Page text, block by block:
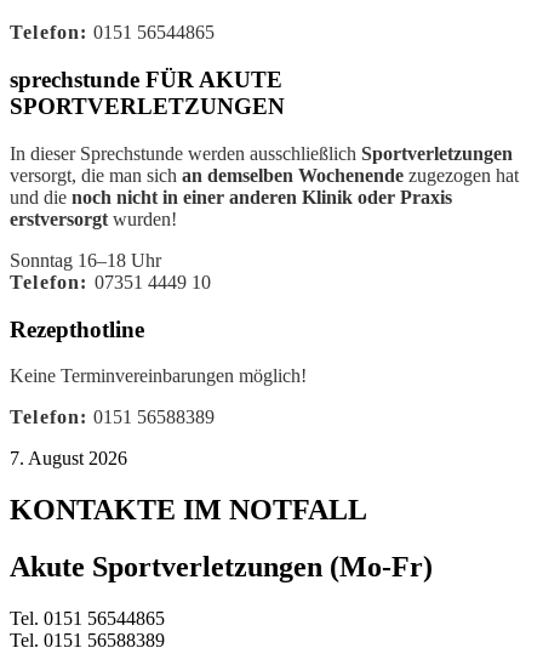
Telefon: 0151 56544865
sprechstunde FÜR AKUTE
SPORTVERLETZUNGEN
In dieser Sprechstunde werden ausschließlich Sportverletzungen
versorgt, die man sich an demselben Wochenende zugezogen hat
und die noch nicht in einer anderen Klinik oder Praxis
erstversorgt wurden!
Sonntag 16–18 Uhr
Telefon: 07351 4449 10
Rezepthotline
Keine Terminvereinbarungen möglich!
Telefon: 0151 56588389
7. August 2026
KONTAKTE IM NOTFALL
Akute Sportverletzungen (Mo-Fr)
Tel. 0151 56544865
Tel. 0151 56588389